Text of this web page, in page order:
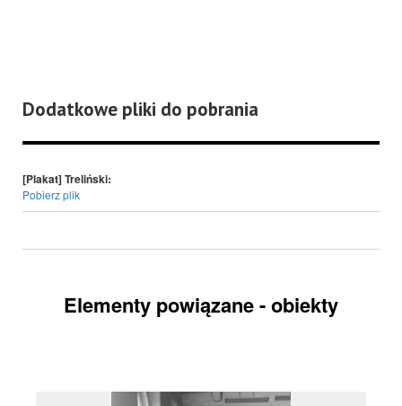
Dodatkowe pliki do pobrania
[Plakat] Treliński:
Pobierz plik
Elementy powiązane - obiekty